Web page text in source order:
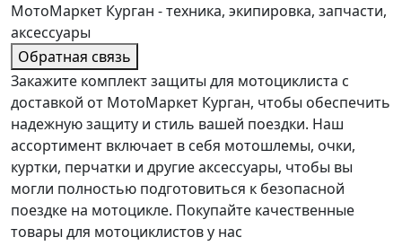
МотоМаркет Курган - техника, экипировка, запчасти,
аксессуары
Обратная связь
Закажите комплект защиты для мотоциклиста с
доставкой от МотоМаркет Курган, чтобы обеспечить
надежную защиту и стиль вашей поездки. Наш
ассортимент включает в себя мотошлемы, очки,
куртки, перчатки и другие аксессуары, чтобы вы
могли полностью подготовиться к безопасной
поездке на мотоцикле. Покупайте качественные
товары для мотоциклистов у нас